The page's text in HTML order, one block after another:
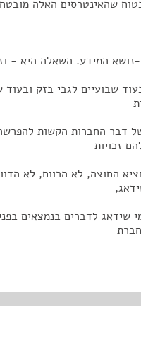
שהאינטרסים האלה
נושא המידע. השאלה היא -
שבועיים לגבי בזק
דבר החברות הקשות
זכויות
החוצה, לא הרווח, לא
שידאג לדברים בנמצאים